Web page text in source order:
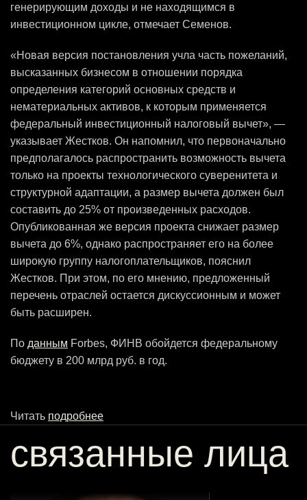
генерирующим доходы и не находящимся в
инвестиционном цикле, отмечает Семенов.
«Новая версия постановления учла часть пожеланий,
высказанных бизнесом в отношении порядка
определения категорий основных средств и
нематериальных активов, к которым применяется
федеральный инвестиционный налоговый вычет», —
указывает Жестков. Он напомнил, что первоначально
предполагалось распространить возможность вычета
только на проекты технологического суверенитета и
структурной адаптации, а размер вычета должен был
составить до 25% от произведенных расходов.
Опубликованная же версия проекта снижает размер
вычета до 6%, однако распространяет его на более
широкую группу налогоплательщиков, пояснил
Жестков. При этом, по его мнению, предложенный
перечень отраслей остается дискуссионным и может
быть расширен.
По данным Forbes, ФИНВ обойдется федеральному
бюджету в 200 млрд руб. в год.
Читать подробнее
связанные лица